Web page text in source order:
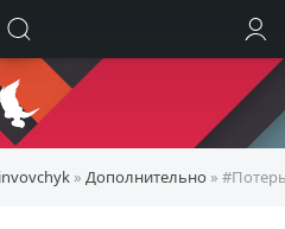
» Дополнительно »